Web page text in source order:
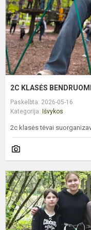
2C KLASĖS
Paskelbta: 2026-05-16
Kategorija: Išvykos
2c klasės tėvai